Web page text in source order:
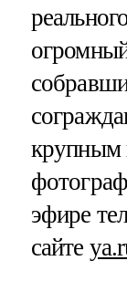
крупным
эфире
сайте